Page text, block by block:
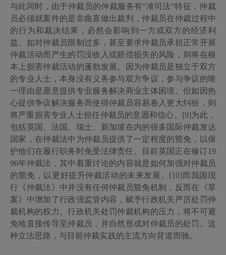
与此同时，由于仲裁员的仲裁服务有“准司法”特征，仲裁
员必须就案件的是非曲直做出裁判，仲裁员在仲裁过程中
的行为和裁决结果，必然会影响到一方或双方的经济利
益。如对仲裁员限制过多，甚至要求仲裁员承担正常开展
仲裁活动而产生的罚没收入或赔偿损失的风险，则将在根
本上损害仲裁活动的蓬勃发展。因为仲裁员是独立于双方
的专业人士，本身没有义务参与双方争议，参与争议的唯
一理由是愿意提供专业服务解决商业主体困境。但如因热
心提供争议解决服务而使得仲裁员容易卷入更大纠纷，则
将严重损害专业人士担任仲裁员的意愿和信心。[9]为此，
包括英国、法国、瑞士、新加坡在内的很多国际仲裁发达
国家，在仲裁法中为仲裁员提供了一定程度的豁免，以保
护他们在履行职务时免受法律责任。目前英国正在修订19
96年仲裁法，其中着重讨论的内容就是如何加强对仲裁员
的豁免，以更好提升仲裁活动的未来发展。[10]而我国现
行《仲裁法》中并没有任何仲裁员豁免机制，反而在《草
案》中增加了行政强监管内容，赋予行政机关严厉处罚仲
裁机构的权力。行政机关处罚仲裁机构的压力，将不可避
免地直接传导至仲裁员，并自然形成对仲裁员的处罚。这
种立法思路，与目前仲裁实践的主流方向背道而驰。